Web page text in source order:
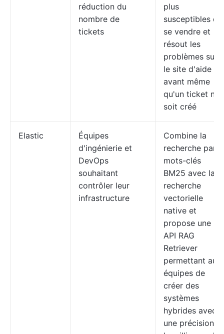
réduction du
nombre de
tickets
plus
susceptibles de
se vendre et
résout les
problèmes sur
le site d'aide
avant même
qu'un ticket ne
soit créé
Elastic
Équipes
d'ingénierie et
DevOps
souhaitant
contrôler leur
infrastructure
Combine la
recherche par
mots-clés
BM25 avec la
recherche
vectorielle
native et
propose une
API RAG
Retriever
permettant aux
équipes de
créer des
systèmes
hybrides avec
une précision à